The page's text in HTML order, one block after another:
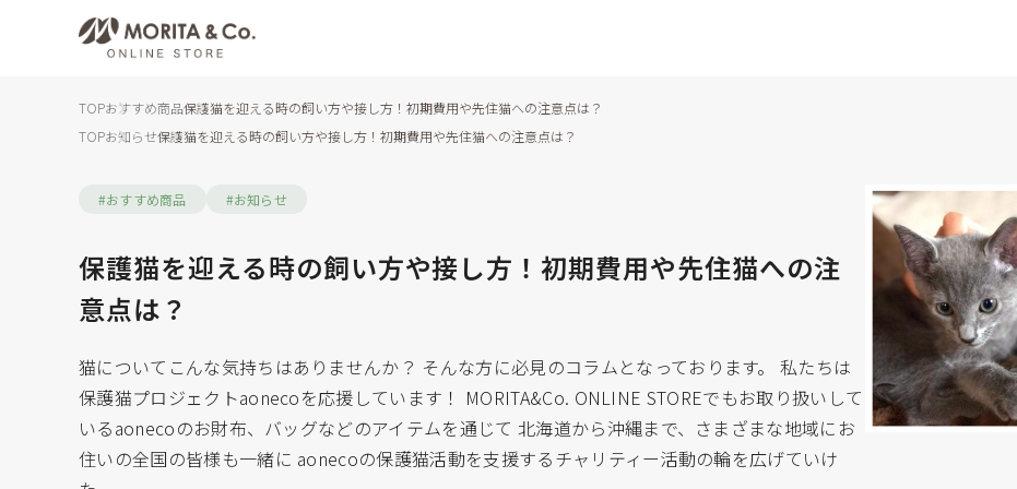
TOPおすすめ商品保護猫を迎える時の飼い方や接し方！初期費用や先住猫への注意点は？
TOPお知らせ保護猫を迎える時の飼い方や接し方！初期費用や先住猫への注意点は？
#おすすめ商品 #お知らせ
保護猫を迎える時の飼い方や接し方！初期費用や先住猫への注
意点は？
猫についてこんな気持ちはありませんか？ そんな方に必見のコラムとなっております。 私たちは
保護猫プロジェクトaonecoを応援しています！ MORITA&Co. ONLINE STOREでもお取り扱いして
いるaonecoのお財布、バッグなどのアイテムを通じて 北海道から沖縄まで、さまざまな地域にお
住いの全国の皆様も一緒に aonecoの保護猫活動を支援するチャリティー活動の輪を広げていけ